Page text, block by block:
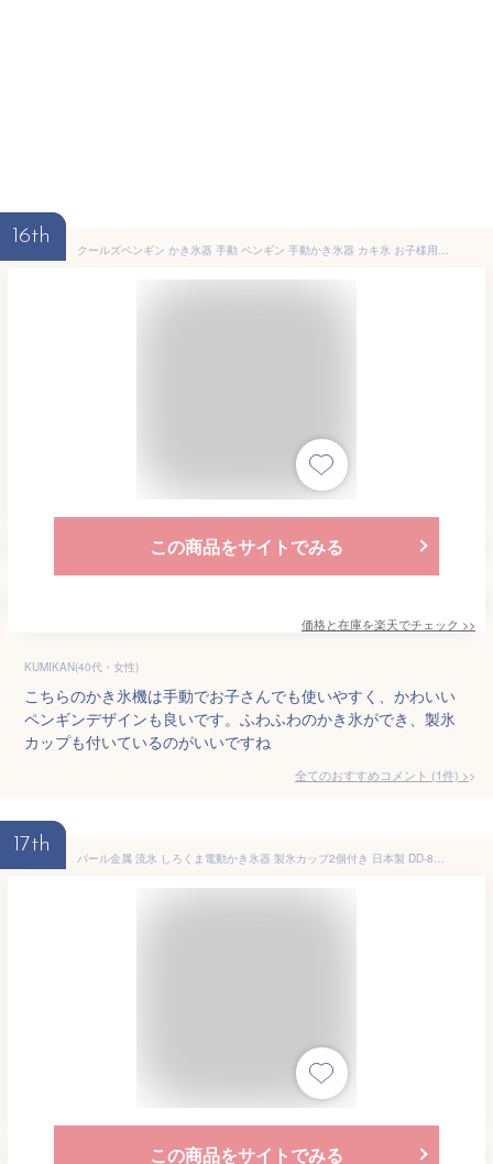
16th
クールズペンギン かき氷器 手動 ペンギン 手動かき氷器 カキ氷 お子様用 楽しい かわいい 夏 シャーベット D-1368
この商品をサイトでみる
価格と在庫を楽天でチェック >>
KUMIKAN(40代・女性)
こちらのかき氷機は手動でお子さんでも使いやすく、かわいい
ペンギンデザインも良いです。ふわふわのかき氷ができ、製氷
カップも付いているのがいいですね
全てのおすすめコメント (1件) >
17th
パール金属 流氷 しろくま電動かき氷器 製氷カップ2個付き 日本製 DD-8024
この商品をサイトでみる